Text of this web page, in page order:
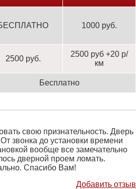
1000 руб.
2500 руб.
2500 руб +20 р/
км
Бесплатно
свою признательность. Дверь
звонка до установки времени
вообще все замечательно
дверной проем ломать.
Спасибо Вам!
Добавить отзыв